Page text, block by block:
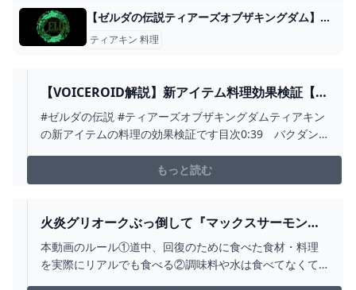
【ゼルダの伝説ティアーズオブザキングダム】おすすめ料理と大成功の条件【ティアキン】 ゲーム攻略サイト AlGest
ティアキン 料理
【VOICEROID解説】新アイテム料理効果検証【テ
ィアーズオブザキングダム】 - YOUTUBE
#ゼルダの伝説 #ティアーズオブザキングダムティアキン
の新アイテムの料理の効果検証です目次0:39 バクダン
ー1:02 コログの葉カガヤキの実アカリバナの種1:29
ガンバリ草2:25 ヒダマリ草4:01 ヒダマリカボチャ
もっと読む
火炎グリオークぶっ倒して『マックスサーモンリ
ゾット』作ってみた！！！【ティアキン】【料
理】【ゼルダの伝説ティアーズオブザキングダ
本動画のルール①道中、回復のために食べた食材・料理
を実際にリアルでも食べる②調味料や水は食べてなくて